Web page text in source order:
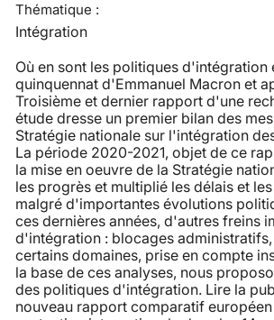
Thématique :
Intégration
Où en sont les politiques d'intégration
quinquennat d'Emmanuel Macron et
Troisième et dernier rapport d'une
étude dresse un premier bilan des
Stratégie nationale sur l'intégration
La période 2020-2021, objet de ce
la mise en oeuvre de la Stratégie
les progrès et multiplié les délais et
malgré d'importantes évolutions
ces dernières années, d'autres freins
d'intégration : blocages
certains domaines, prise en compte
la base de ces analyses, nous
des politiques d'intégration. Lire la
nouveau rapport comparatif